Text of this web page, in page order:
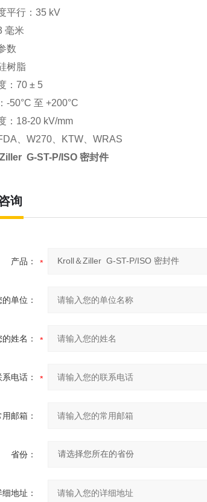
平行：35 kV
毫米
数
树脂
：70 ± 5
-50°C 至 +200°C
：18-20 kV/mm
、W270、KTW、WRAS
G-ST-P/ISO 密封件
询
产品：
的单位：
的姓名：
系电话：
用邮箱：
省份：
细地址：